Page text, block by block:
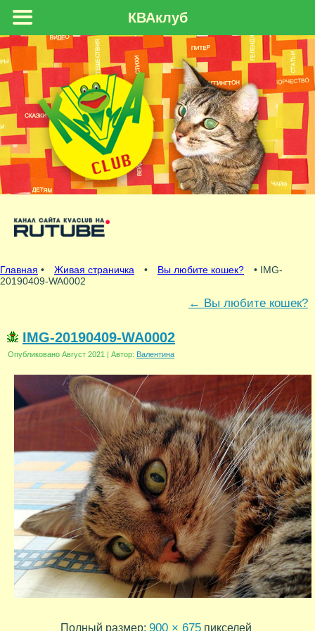
Главная • Живая страничка • Вы любите кошек?
• IMG-
20190409-WA0002
← Вы любите кошек?
IMG-20190409-WA0002
Опубликовано Август 2021 | Автор: Валентина
Полный размер: 900 × 675пикселей
КВАклуб